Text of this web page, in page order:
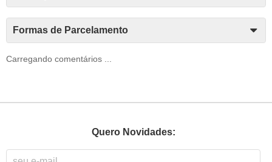
Formas de Parcelamento
Carregando comentários ...
Quero Novidades: